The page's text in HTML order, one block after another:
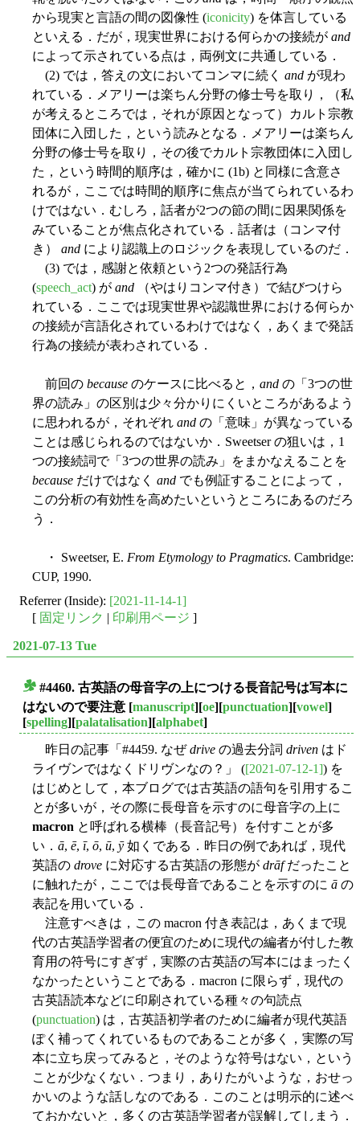
から現実と言語の間の図像性 (iconicity) を体言している
といえる．だが，現実世界における何らかの接続が and
によって示されている点は，両例文に共通している．
(2) では，答えの文においてコンマに続く and が現わ
れている．メアリーは楽ちん分野の修士号を取り，（私
が考えるところでは，それが原因となって）カルト宗教
団体に入団した，という読みとなる．メアリーは楽ちん
分野の修士号を取り，その後でカルト宗教団体に入団し
た，という時間的順序は，確かに (1b) と同様に含意さ
れるが，ここでは時間的順序に焦点が当てられているわ
けではない．むしろ，話者が2つの節の間に因果関係を
みていることが焦点化されている．話者は（コンマ付
き） and により認識上のロジックを表現しているのだ．
(3) では，感謝と依頼という2つの発話行為
(speech_act) が and （やはりコンマ付き）で結びつけら
れている．ここでは現実世界や認識世界における何らか
の接続が言語化されているわけではなく，あくまで発話
行為の接続が表わされている．
前回の because のケースに比べると， and の「3つの世
界の読み」の区別は少々分かりにくいところがあるよう
に思われるが，それぞれ and の「意味」が異なっている
ことは感じられるのではないか．Sweetser の狙いは，1
つの接続詞で「3つの世界の読み」をまかなえることを
because だけではなく and でも例証することによって，
この分析の有効性を高めたいというところにあるのだろ
う．
・ Sweetser, E. From Etymology to Pragmatics. Cambridge:
CUP, 1990.
Referrer (Inside): [2021-11-14-1]
[ 固定リンク | 印刷用ページ ]
2021-07-13 Tue
#4460. 古英語の母音字の上につける長音記号は写本に
はないので要注意 [manuscript][oe][punctuation][vowel]
[spelling][palatalisation][alphabet]
昨日の記事「#4459. なぜdrive の過去分詞 driven はド
ライヴンではなくドリヴンなの？」 ([2021-07-12-1]) を
はじめとして，本ブログでは古英語の語句を引用するこ
とが多いが，その際に長母音を示すのに母音字の上に
macron と呼ばれる横棒（長音記号）を付すことが多
い． ā, ē, ī, ō, ū, ȳ如くである．昨日の例であれば，現代
英語の drove に対応する古英語の形態が drāfだったこと
に触れたが，ここでは長母音であることを示すのに ā の
表記を用いている．
注意すべきは，この macron 付き表記は，あくまで現
代の古英語学習者の便宜のために現代の編者が付した教
育用の符号にすぎず，実際の古英語の写本にはまったく
なかったということである．macron に限らず，現代の
古英語読本などに印刷されている種々の句読点
(punctuation) は，古英語初学者のために編者が現代英語
ぽく補ってくれているものであることが多く，実際の写
本に立ち戻ってみると，そのような符号はない，という
ことが少なくない．つまり，ありたがいような，おせっ
かいのような話しなのである．このことは明示的に述べ
ておかないと，多くの古英語学習者が誤解してしまう．